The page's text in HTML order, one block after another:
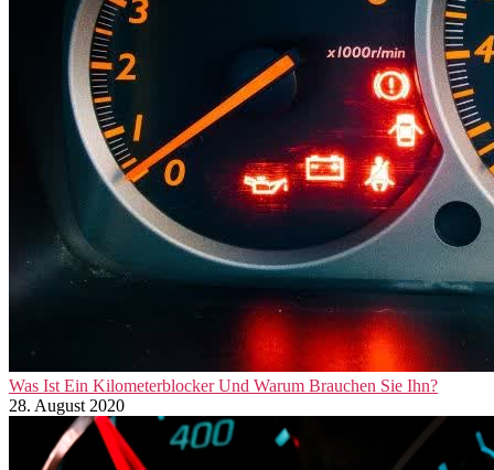
Was Ist Ein Kilometerblocker Und Warum Brauchen Sie Ihn?
28. August 2020